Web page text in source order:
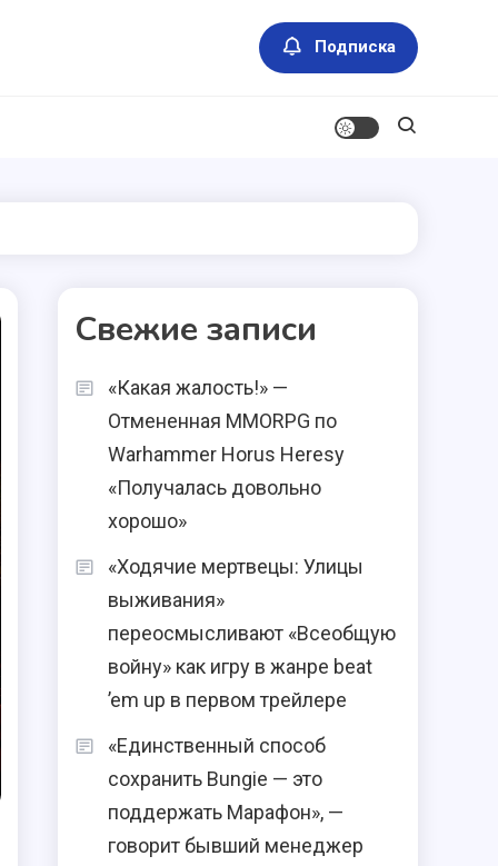
Подписка
Свежие записи
«Какая жалость!» —
Отмененная MMORPG по
Warhammer Horus Heresy
«Получалась довольно
хорошо»
«Ходячие мертвецы: Улицы
выживания»
переосмысливают «Всеобщую
войну» как игру в жанре beat
’em up в первом трейлере
«Единственный способ
сохранить Bungie — это
поддержать Марафон», —
говорит бывший менеджер